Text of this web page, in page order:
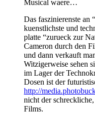
Musical waere…
Das faszinierenste an
kuenstlichste und
platte “zurueck zur
Cameron durch den
und dann verkauft
Witzigerweise sehen
im Lager der
Dosen ist der
http://
nicht der
Films.